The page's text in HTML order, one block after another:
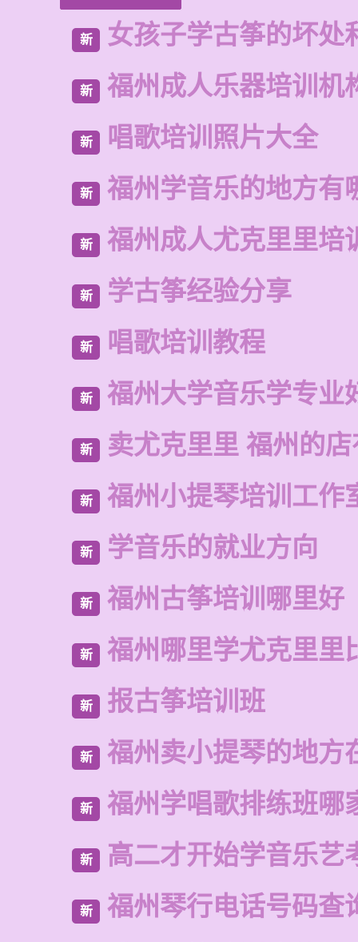
新 女孩子学古筝的坏处
新 福州成人乐器培训机
新 唱歌培训照片大全
新 福州学音乐的地方有
新 福州成人尤克里里培
新 学古筝经验分享
新 唱歌培训教程
新 福州大学音乐学专业
新 卖尤克里里 福州的
新 福州小提琴培训工作
新 学音乐的就业方向
新 福州古筝培训哪里好
新 福州哪里学尤克里里
新 报古筝培训班
新 福州卖小提琴的地方
新 福州学唱歌排练班哪
新 高二才开始学音乐艺
新 福州琴行电话号码查